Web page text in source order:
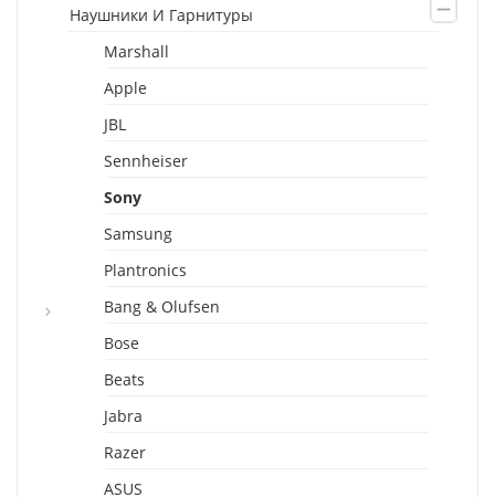
Наушники И Гарнитуры
Marshall
Apple
JBL
Sennheiser
Sony
Samsung
Plantronics
Bang & Olufsen
Bose
Beats
Jabra
Razer
ASUS